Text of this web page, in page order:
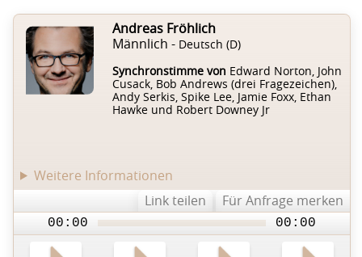
Andreas Fröhlich
Männlich - Deutsch (D)
Synchronstimme von Edward Norton, John
Cusack, Bob Andrews (drei Fragezeichen),
Andy Serkis, Spike Lee, Jamie Foxx, Ethan
Hawke und Robert Downey Jr
Weitere Informationen
Link teilen
Für Anfrage merken
00:00 00:00